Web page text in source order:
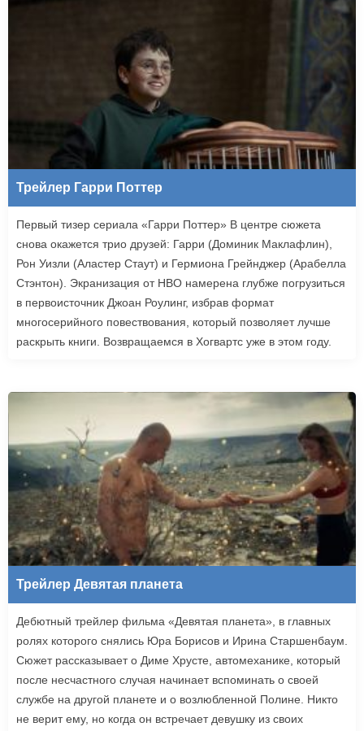
Трейлер Гарри Поттер
Первый тизер сериала «Гарри Поттер» В центре сюжета
снова окажется трио друзей: Гарри (Доминик Маклафлин),
Рон Уизли (Аластер Стаут) и Гермиона Грейнджер (Арабелла
Стэнтон). Экранизация от HBO намерена глубже погрузиться
в первоисточник Джоан Роулинг, избрав формат
многосерийного повествования, который позволяет лучше
раскрыть книги. Возвращаемся в Хогвартс уже в этом году.
Трейлер Девятая планета
Дебютный трейлер фильма «Девятая планета», в главных
ролях которого снялись Юра Борисов и Ирина Старшенбаум.
Сюжет рассказывает о Диме Хрусте, автомеханике, который
после несчастного случая начинает вспоминать о своей
службе на другой планете и о возлюбленной Полине. Никто
не верит ему, но когда он встречает девушку из своих